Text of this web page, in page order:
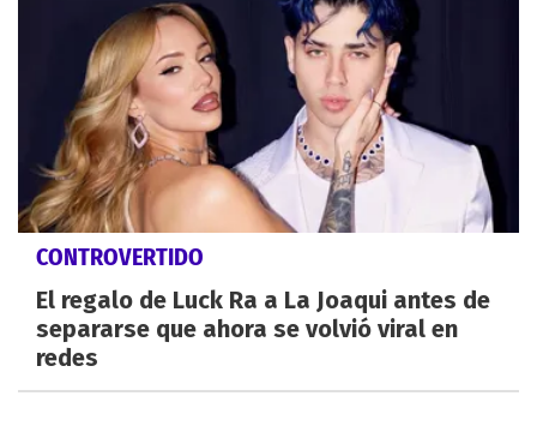
CONTROVERTIDO
El regalo de Luck Ra a La Joaqui antes de
separarse que ahora se volvió viral en
redes